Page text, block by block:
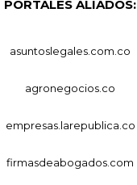
PORTALES ALIADOS:
asuntoslegales.com.co
agronegocios.co
empresas.larepublica.co
firmasdeabogados.com